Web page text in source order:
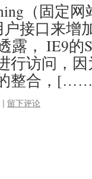
（固定
接口来增
露， IE9的
行访问，
的整合，
| 留下评论